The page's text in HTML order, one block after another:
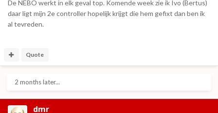
De NEBO werkt in elk geval top. Komende week zie ik Ivo (Bertus)
daar ligt mijn 2e controller hopelijk krijgt die hem gefixt dan ben ik
al tevreden.
Quote
2 months later...
dmr